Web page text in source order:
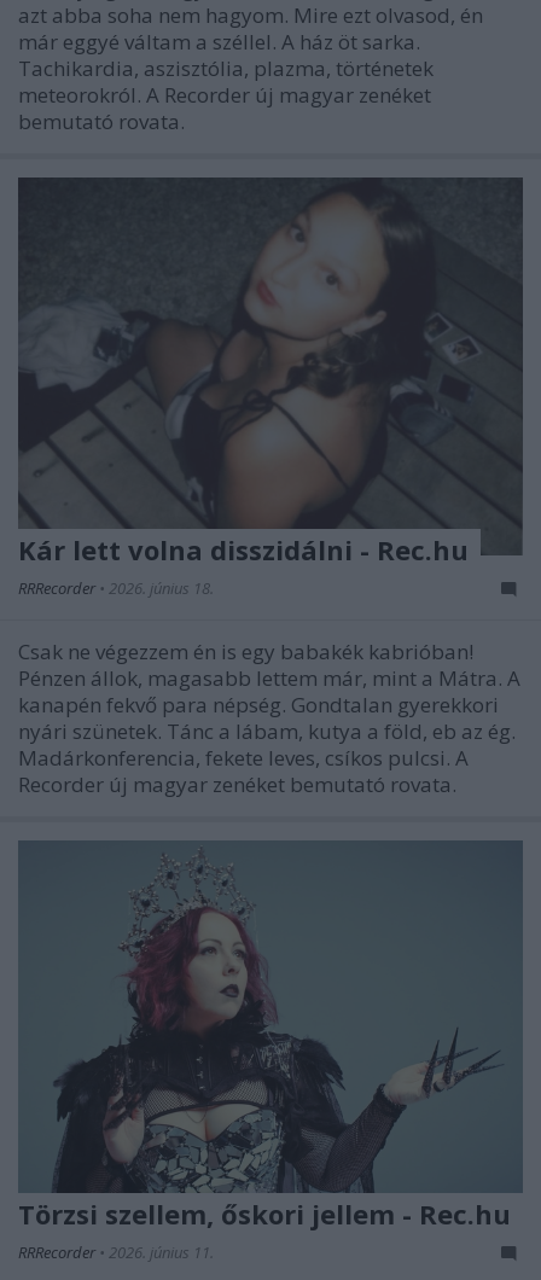
azt abba soha nem hagyom. Mire ezt olvasod, én
már eggyé váltam a széllel. A ház öt sarka.
Tachikardia, aszisztólia, plazma, történetek
meteorokról. A Recorder új magyar zenéket
bemutató rovata.
Kár lett volna disszidálni - Rec.hu
RRRecorder • 2026. június 18.
Csak ne végezzem én is egy babakék kabrióban!
Pénzen állok, magasabb lettem már, mint a Mátra. A
kanapén fekvő para népség. Gondtalan gyerekkori
nyári szünetek. Tánc a lábam, kutya a föld, eb az ég.
Madárkonferencia, fekete leves, csíkos pulcsi. A
Recorder új magyar zenéket bemutató rovata.
Törzsi szellem, őskori jellem - Rec.hu
RRRecorder • 2026. június 11.